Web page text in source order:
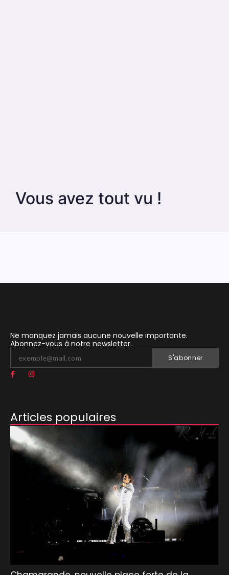
Vous avez tout vu !
Ne manquez jamais aucune nouvelle importante.
Abonnez-vous à notre newsletter.
S'abonner
Articles populaires